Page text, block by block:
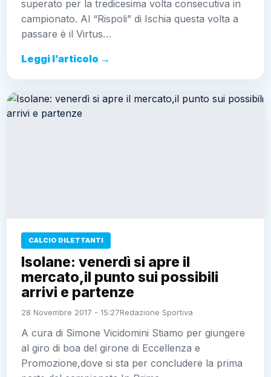
superato per la tredicesima volta consecutiva in
campionato. Al “Rispoli” di Ischia questa volta a
passare è il Virtus…
Leggi l’articolo →
CALCIO DILETTANTI
Isolane: venerdì si apre il
mercato,il punto sui possibili
arrivi e partenze
28 Novembre 2017 - 15:27Redazione Sportiva
A cura di Simone Vicidomini Stiamo per giungere
al giro di boa del girone di Eccellenza e
Promozione,dove si sta per concludere la prima